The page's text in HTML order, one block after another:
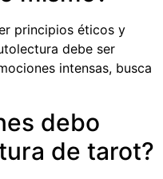
principios éticos y
debe ser
intensas, busca
debo
de tarot?